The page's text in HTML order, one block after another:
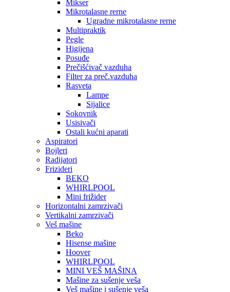
Mikser
Mikrotalasne rerne
Ugradne mikrotalasne rerne
Multipraktik
Pegle
Higijena
Posuđe
Prečišćivač vazduha
Filter za preč.vazduha
Rasveta
Lampe
Sijalice
Sokovnik
Usisivači
Ostali kućni aparati
Aspiratori
Bojleri
Radijatori
Frizideri
BEKO
WHIRLPOOL
Mini frižider
Horizontalni zamrzivači
Vertikalni zamrzivači
Veš mašine
Beko
Hisense mašine
Hoover
WHIRLPOOL
MINI VEŠ MAŠINA
Mašine za sušenje veša
Veš mašine i sušenje veša